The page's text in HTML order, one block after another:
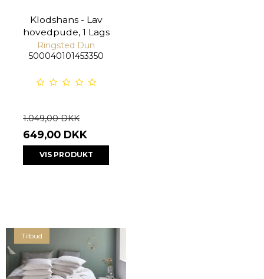
Klodshans - Lav
hovedpude, 1 Lags
Ringsted Dun
500040101453350
1.049,00 DKK
649,00 DKK
VIS PRODUKT
Tilbud